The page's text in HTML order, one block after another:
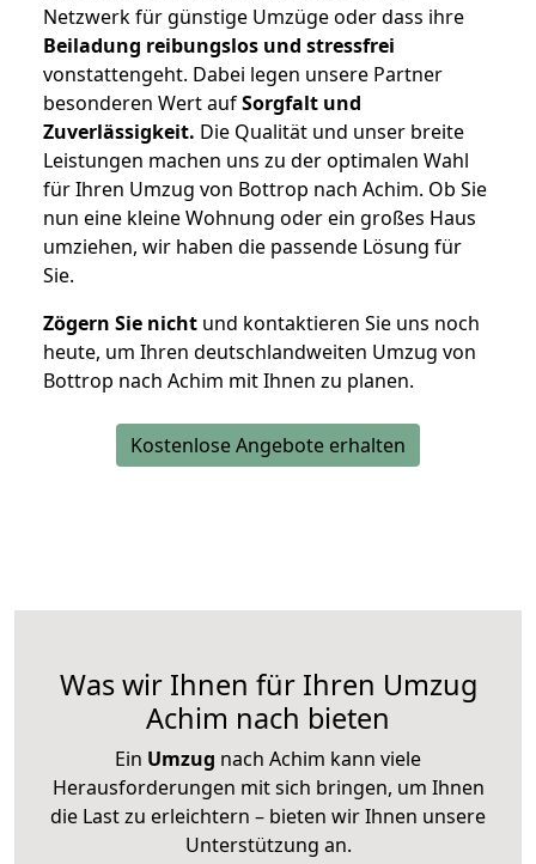
Netzwerk für günstige Umzüge oder dass ihre
Beiladung reibungslos und stressfrei
vonstattengeht. Dabei legen unsere Partner
besonderen Wert aufSorgfalt und
Zuverlässigkeit. Die Qualität und unser breite
Leistungen machen uns zu der optimalen Wahl
für Ihren Umzug von Bottrop nach Achim. Ob Sie
nun eine kleine Wohnung oder ein großes Haus
umziehen, wir haben die passende Lösung für
Sie.
Zögern Sie nicht und kontaktieren Sie uns noch
heute, um Ihren deutschlandweiten Umzug von
Bottrop nach Achim mit Ihnen zu planen.
Kostenlose Angebote erhalten
Was wir Ihnen für Ihren Umzug
Achim nach bieten
Ein Umzug nach Achim kann viele
Herausforderungen mit sich bringen, um Ihnen
die Last zu erleichtern – bieten wir Ihnen unsere
Unterstützung an.